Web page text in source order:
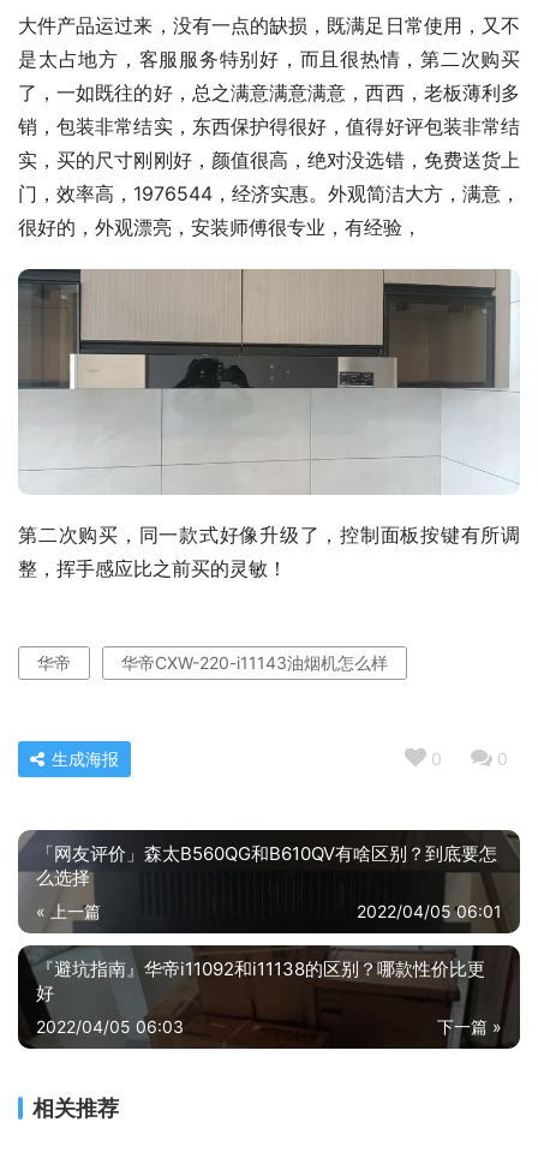
大件产品运过来，没有一点的缺损，既满足日常使用，又不
是太占地方，客服服务特别好，而且很热情，第二次购买
了，一如既往的好，总之满意满意满意，西西，老板薄利多
销，包装非常结实，东西保护得很好，值得好评包装非常结
实，买的尺寸刚刚好，颜值很高，绝对没选错，免费送货上
门，效率高，1976544，经济实惠。外观简洁大方，满意，
很好的，外观漂亮，安装师傅很专业，有经验，
第二次购买，同一款式好像升级了，控制面板按键有所调
整，挥手感应比之前买的灵敏！
华帝 华帝CXW-220-i11143油烟机怎么样
0 0
生成海报
「网友评价」森太B560QG和B610QV有啥区别？到底要怎
么选择
« 上一篇 2022/04/05 06:01
『避坑指南』华帝i11092和i11138的区别？哪款性价比更
好
下一篇 »
2022/04/05 06:03
相关推荐